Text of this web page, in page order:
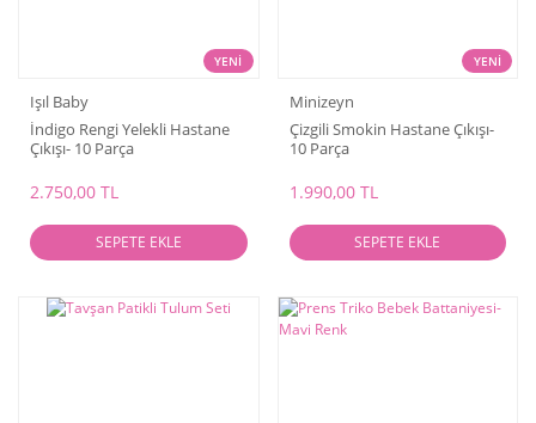
YENİ
Işıl Baby
İndigo Rengi Yelekli Hastane
Çıkışı- 10 Parça
2.750,00 TL
SEPETE EKLE
YENİ
Minizeyn
Çizgili Smokin Hastane Çıkışı-
10 Parça
1.990,00 TL
SEPETE EKLE